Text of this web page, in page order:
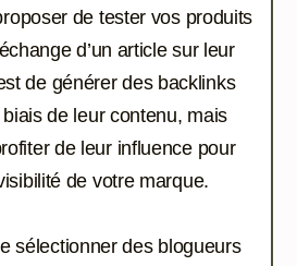
de tester vos produits
d’un article sur leur
de générer des backlinks
de leur contenu, mais
de leur influence pour
de votre marque.
sélectionner des blogueurs